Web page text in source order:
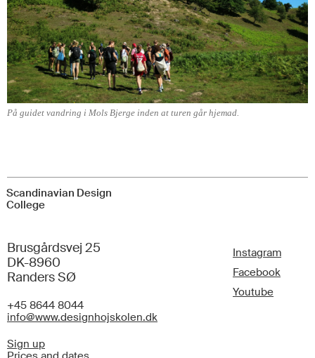
På guidet vandring i Mols Bjerge inden at turen går hjemad.
Scandinavian Design
College
Brusgårdsvej 25
DK-8960
Randers SØ
+45 8644 8044
info@www.designhojskolen.dk
Sign up
Instagram
Facebook
Youtube